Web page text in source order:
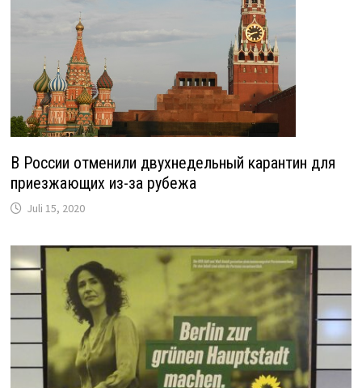
В России отменили двухнедельный карантин для
приезжающих из-за рубежа
Juli 15, 2020